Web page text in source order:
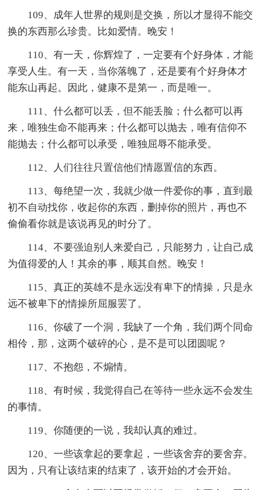
109、成年人世界的规则是交换，所以才显得不能交
换的东西那么珍贵。比如爱情。晚安！
110、有一天，你辉煌了，一定要有个好身体，才能
享受人生。有一天，当你落魄了，还是要有个好身体才
能东山再起。因此，健康不是第一，而是唯一。
111、什么都可以丢，但不能丢脸；什么都可以再
来，唯独生命不能再来；什么都可以抛去，唯有信仰不
能抛去；什么都可以承受，唯独屈辱不能承受。
112、人们往往只置信他们情愿置信的东西。
113、每绝望一次，我就少做一件爱你的事，直到最
初不自动找你，收起你的东西，删掉你的照片，再也不
偷偷看你就是该说再见的时分了。
114、不要强迫别人来爱自己，只能努力，让自己成
为值得爱的人！其余的事，顺其自然。晚安！
115、真正的英雄不是永远没有卑下的情操，只是永
远不被卑下的情操所屈服罢了。
116、你破了一个洞，我缺了一个角，我们两个同命
相伶，那，这两个破碎的心，是不是可以团圆呢？
117、不抱怨，不煽情。
118、有时候，我觉得自己在等待一些永远不会发生
的事情。
119、你随便的一说，我却认真的难过。
120、一些该拿起的要拿起，一些该舍弃的要舍弃。
因为，只有让该结束的结束了，该开始的才会开始。